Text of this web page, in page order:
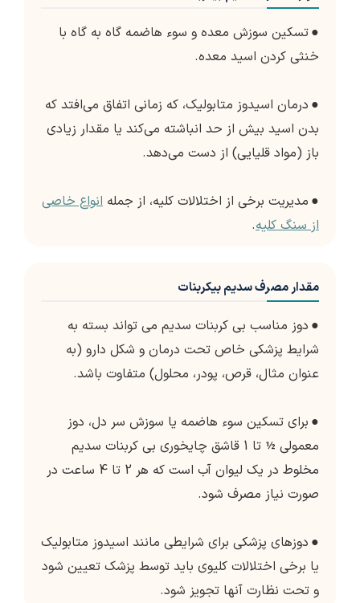
●تسکین سوزش معده و سوء هاضمه گاه به گاه با
خنثی کردن اسید معده.
● درمان اسیدوز متابولیک، که زمانی اتفاق می‌افتد که
بدن اسید بیش از حد انباشته می‌کند یا مقدار زیادی
باز (مواد قلیایی) از دست می‌دهد.
● مدیریت برخی از اختلالات کلیه، از جمله انواع خاصی
از سنگ کلیه.
مقدار مصرف سدیم بیکربنات
● دوز مناسب بی کربنات سدیم می تواند بسته به
شرایط پزشکی خاص تحت درمان و شکل دارو (به
عنوان مثال، قرص، پودر، محلول) متفاوت باشد.
● برای تسکین سوء هاضمه یا سوزش سر دل، دوز
معمولی ½ تا 1 قاشق چایخوری بی کربنات سدیم
مخلوط در یک لیوان آب است که هر 2 تا 4 ساعت در
صورت نیاز مصرف شود.
● دوزهای پزشکی برای شرایطی مانند اسیدوز متابولیک
یا برخی اختلالات کلیوی باید توسط پزشک تعیین شود
و تحت نظارت آنها تجویز شود.